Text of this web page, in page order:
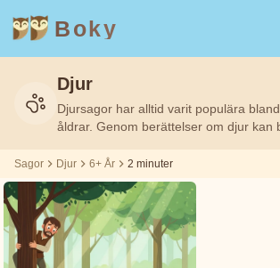
Boky
Kategori
Filtrerat
Ålder
6+
2
m
ÄMNEN
KARAKTÄRER
Teknologi
Djur
Magi
Författare
Filtrerat
Ålder
6+
2
m
Andrew
Lang
Djur
Djursagor har alltid varit populära
åldrar. Genom berättelser om djur kan
levande varelser. Djursagor hjälper
djurens värld och utveckla omtanke för
Sagor Djur 6+ År 2 minuter